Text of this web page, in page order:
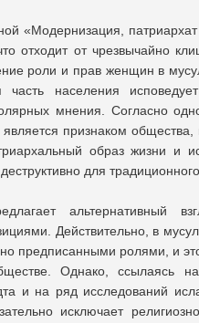
«Модернизация,
отходит от чрезвычайно
роли и прав женщин в
часть населения
мнения. Cогласно
признаком
образ жизни и
для
альтернативный
Действительно, в
предписанными ролями, и
Однако, ссылаясь
и на ряд исследований
исключает